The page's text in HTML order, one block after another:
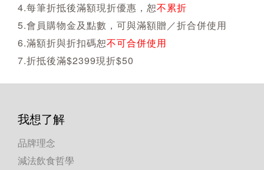
4.每筆折抵後滿額現折優惠，恕不累折
5.會員購物金及點數，可與滿額贈／折合併使用
6.滿額折與折扣碼恕不可合併使用
7.折抵後滿$2399現折$50
我想了解
品牌理念
減法飲食哲學